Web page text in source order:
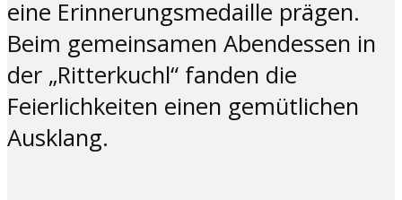
eine Erinnerungsmedaille prägen.
Beim gemeinsamen Abendessen in
der „Ritterkuchl“ fanden die
Feierlichkeiten einen gemütlichen
Ausklang.